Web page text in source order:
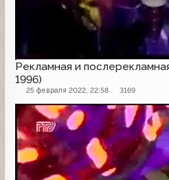
Рекламная и
1996)
25 февраля 2022, 22:58 3169
Рекламная заставка